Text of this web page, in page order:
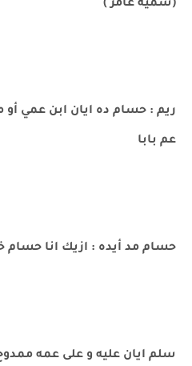
(سميه عامر )
ريم : حسام ده ايان ابن عمي
عم بابا
حسام مد أيده : ازيك انا حسام
سلم ايان عليه و على عمه